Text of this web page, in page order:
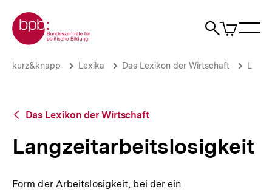
zum
Seiteninhalt
springen
Zur Startseite der bpb
Suche
Artikel
im
Langzeitarbeitslosigkeit
Brotkrümelnavigation
Pfadnavigation
kurz&knapp Lexika Das Lexikon der Wirtschaft L
Zurück
Übersicht
Das Lexikon der Wirtschaft
Langzeitarbeitslosigkeit
Form der Arbeitslosigkeit, bei der ein